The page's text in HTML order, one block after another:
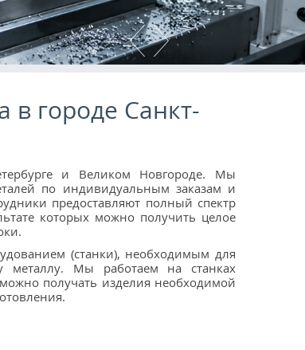
в городе Санкт-
и Великом Новгороде. Мы
по индивидуальным заказам и
предоставляют полный спектр
которых можно получить целое
(станки), необходимым для
металлу. Мы работаем на станках
получать изделия необходимой